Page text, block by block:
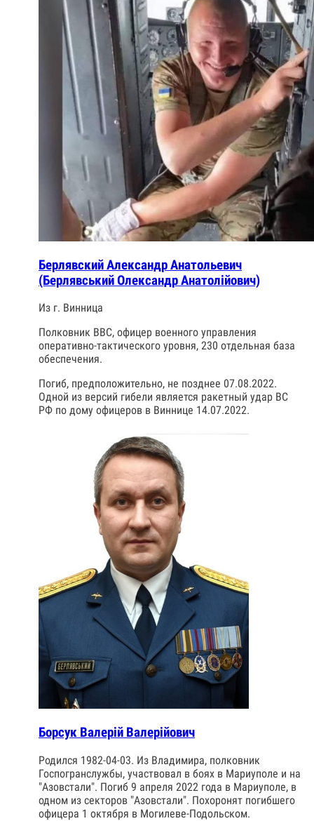
Берлявский Александр Анатольевич
(Берлявський Олександр Анатолійович)
Из г. Винница
Полковник ВВС, офицер военного управления
оперативно-тактического уровня, 230 отдельная база
обеспечения.
Погиб, предположительно, не позднее 07.08.2022.
Одной из версий гибели является ракетный удар ВС
РФ по дому офицеров в Виннице 14.07.2022.
Борсук Валерій Валерійович
Родился 1982-04-03. Из Владимира, полковник
Госпогранслужбы, участвовал в боях в Мариуполе и на
"Азовстали". Погиб 9 апреля 2022 года в Мариуполе, в
одном из секторов "Азовстали". Похоронят погибшего
офицера 1 октября в Могилеве-Подольском.